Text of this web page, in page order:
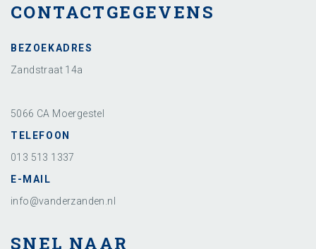
CONTACTGEGEVENS
BEZOEKADRES
Zandstraat 14a
5066 CA Moergestel
TELEFOON
013 513 1337
E-MAIL
info@vanderzanden.nl
SNEL NAAR